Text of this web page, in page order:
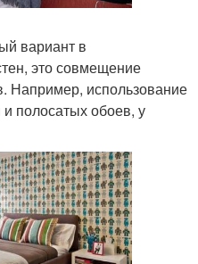
вариант в
это совмещение
Например, использование
полосатых обоев, у